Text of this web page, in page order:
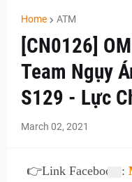
Home ATM
[CN0126]
Team Ngụy
S129 - Lực
March 02, 2021
👉Link Facebook :